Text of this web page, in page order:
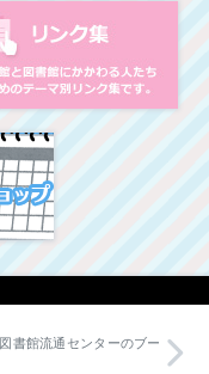
ン募集中 図
イベント・ワーク
書館流通センターのブー